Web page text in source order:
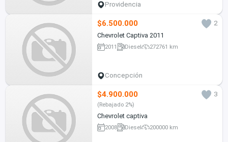
Providencia
$6.500.000
2
Chevrolet Captiva 2011
2011 Diesel 272761 km
Concepción
$4.900.000 3
(Rebajado 2%)
Chevrolet captiva
2008 Diesel 200000 km